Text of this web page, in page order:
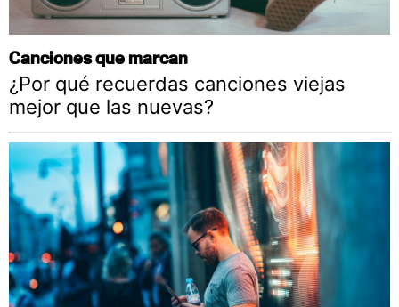
Canciones que marcan
¿Por qué recuerdas canciones viejas
mejor que las nuevas?